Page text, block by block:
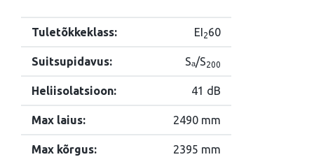
Tuletõkkeklass: EI260
Suitsupidavus: Sₐ/S200
Heliisolatsioon: 41 dB
Max laius: 2490 mm
Max kõrgus: 2395 mm